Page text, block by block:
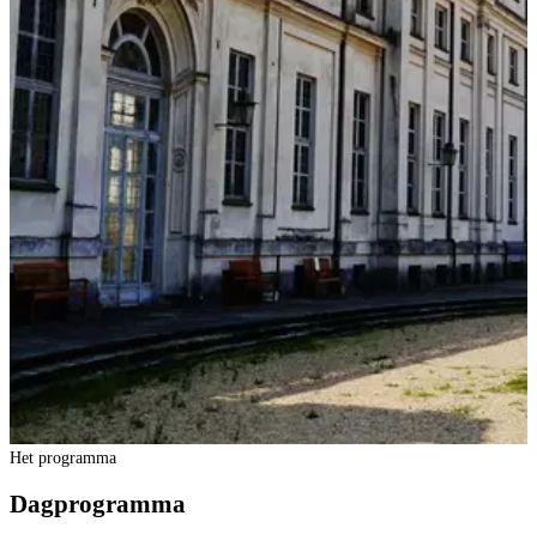
Het programma
Dagprogramma